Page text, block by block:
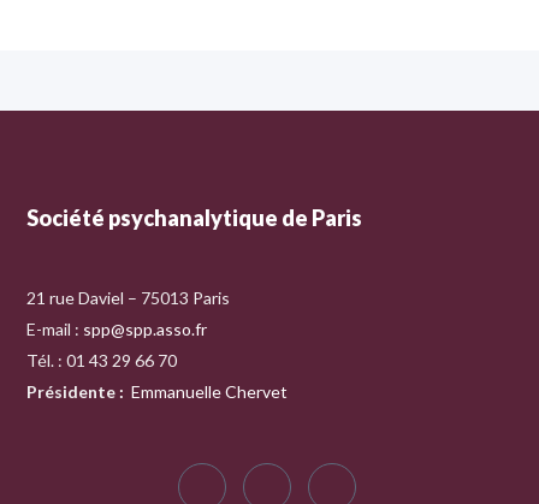
Société psychanalytique de Paris
21 rue Daviel – 75013 Paris
E-mail : spp@spp.asso.fr
Tél. : 01 43 29 66 70
Présidente : Emmanuelle Chervet